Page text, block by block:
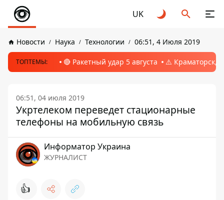
UK
Новости Наука Технологии 06:51, 4 Июля 2019
ТОПТЕМЫ: 🔴 Ракетный удар 5 августа ⚠️ Краматорск,
06:51, 04 июля 2019
Укртелеком переведет стационарные
телефоны на мобильную связь
Информатор Украина
ЖУРНАЛИСТ
👍